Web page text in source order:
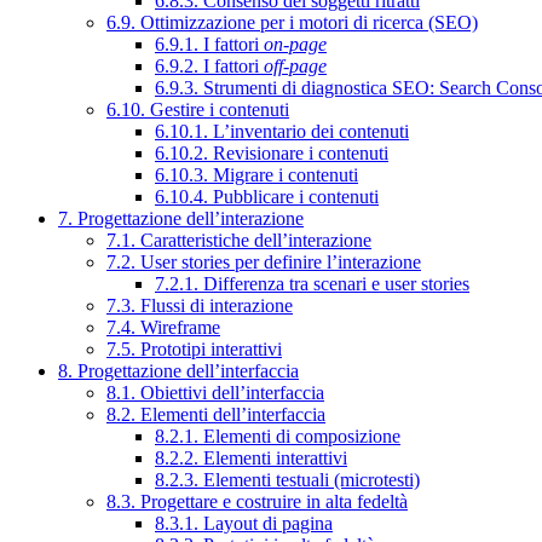
6.9. Ottimizzazione per i motori di ricerca (SEO)
6.9.1. I fattori on-page
6.9.2. I fattori off-page
6.9.3. Strumenti di diagnostica SEO: Search
6.10. Gestire i contenuti
6.10.1. L’inventario dei contenuti
6.10.2. Revisionare i contenuti
6.10.3. Migrare i contenuti
6.10.4. Pubblicare i contenuti
7. Progettazione dell’interazione
7.1. Caratteristiche dell’interazione
7.2. User stories per definire l’interazione
7.2.1. Differenza tra scenari e user stories
7.3. Flussi di interazione
7.4. Wireframe
7.5. Prototipi interattivi
8. Progettazione dell’interfaccia
8.1. Obiettivi dell’interfaccia
8.2. Elementi dell’interfaccia
8.2.1. Elementi di composizione
8.2.2. Elementi interattivi
8.2.3. Elementi testuali (microtesti)
8.3. Progettare e costruire in alta fedeltà
8.3.1. Layout di pagina